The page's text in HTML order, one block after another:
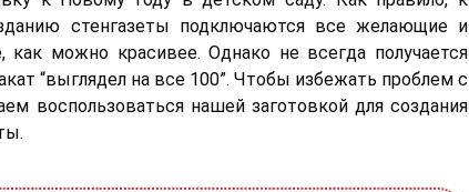
стенгазеты подключаются все желающие и
как можно красивее. Однако не всегда получается
“выглядел на все 100”. Чтобы избежать проблем с
воспользоваться нашей заготовкой для создания